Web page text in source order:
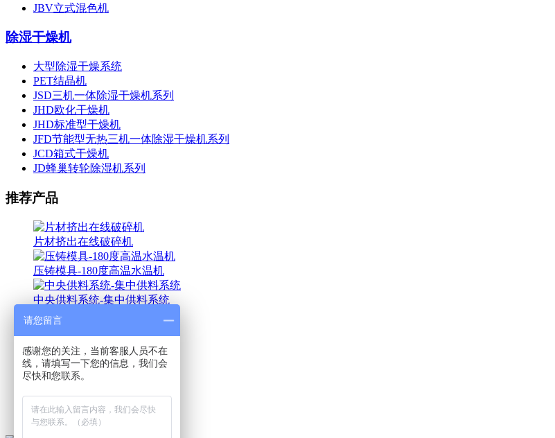
JBV立式混色机
除湿干燥机
大型除湿干燥系统
PET结晶机
JSD三机一体除湿干燥机系列
JHD欧化干燥机
JHD标准型干燥机
JFD节能型无热三机一体除湿干燥机系列
JCD箱式干燥机
JD蜂巢转轮除湿机系列
推荐产品
片材挤出在线破碎机
压铸模具-180度高温水温机
中央供料系统-集中供料系统
JTO双温油式模温机
JD蜂巢转轮除湿机系列
JBF螺旋式搅拌机
请您留言
感谢您的关注，当前客服人员不在
线，请填写一下您的信息，我们会
尽快和您联系。